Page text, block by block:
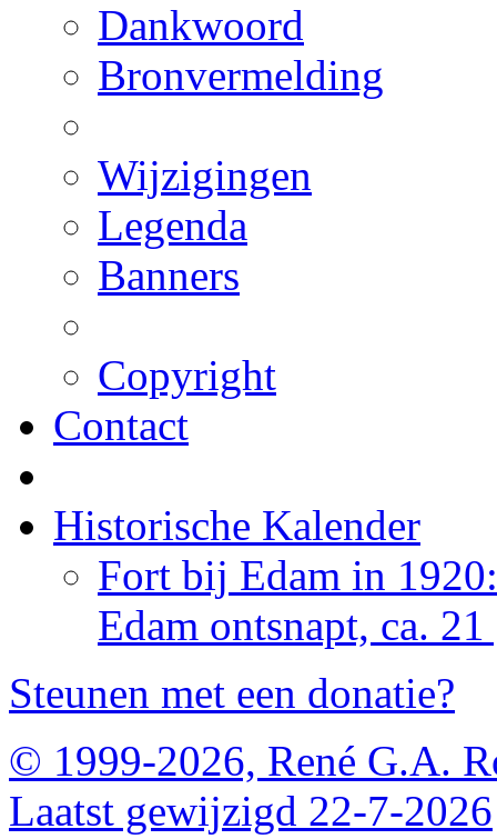
Dankwoord
Bronvermelding
Wijzigingen
Legenda
Banners
Copyright
Contact
Historische Kalender
Fort bij Edam in
Edam ontsnapt, ca.
Steunen met een donatie?
© 1999-2026, René G.A.
Laatst gewijzigd 22-7-2026